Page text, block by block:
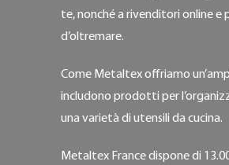
te, nonché a rivenditori online e
d’oltremare.
Come Metaltex offriamo
includono prodotti per
una varietà di utensili da cucina.
Metaltex France dispone di